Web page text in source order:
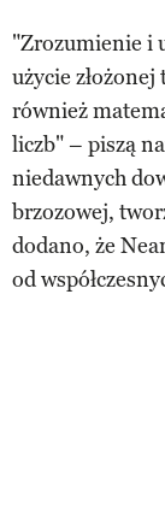
"Zrozumienie i
użycie
również
liczb" – piszą
niedawnych
brzozowej,
dodano, że
od